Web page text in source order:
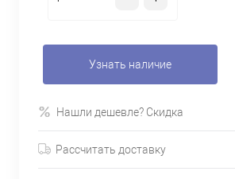
Узнать наличие
Нашли дешевле? Скидка
Рассчитать доставку